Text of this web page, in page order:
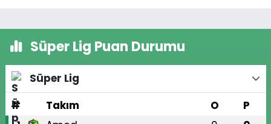
Süper Lig Puan Durumu
Süper Lig
#
Takım O P